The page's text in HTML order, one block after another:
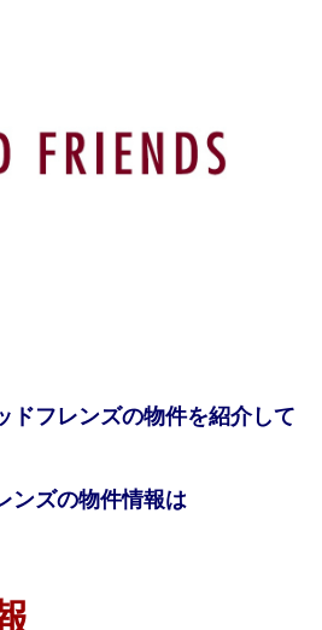
ドフレンズの物件を紹介して
ンズの物件情報は